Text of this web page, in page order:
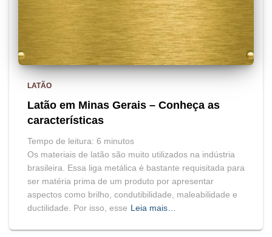
LATÃO
Latão em Minas Gerais – Conheça as
características
Tempo de leitura: 6 minutos
Os materiais de latão são muito utilizados na indústria
brasileira. Essa liga metálica é bastante requisitada para
ser matéria prima de um produto por apresentar
aspectos como brilho, condutibilidade, maleabilidade e
ductilidade. Por isso, esse Leia mais…